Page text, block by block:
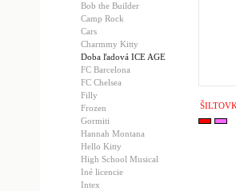
Bob the Builder
Camp Rock
Cars
Charmmy Kitty
Doba ľadová ICE AGE
FC Barcelona
FC Chelsea
Filly
Frozen
Gormiti
Hannah Montana
Hello Kitty
High School Musical
Iné licencie
Intex